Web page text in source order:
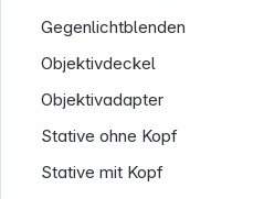
Gegenlichtblenden
Objektivdeckel
Objektivadapter
Stative ohne Kopf
Stative mit Kopf